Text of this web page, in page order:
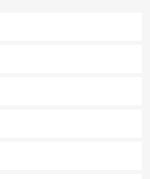
ーズは地元の風情を楽しめる外せないスポット